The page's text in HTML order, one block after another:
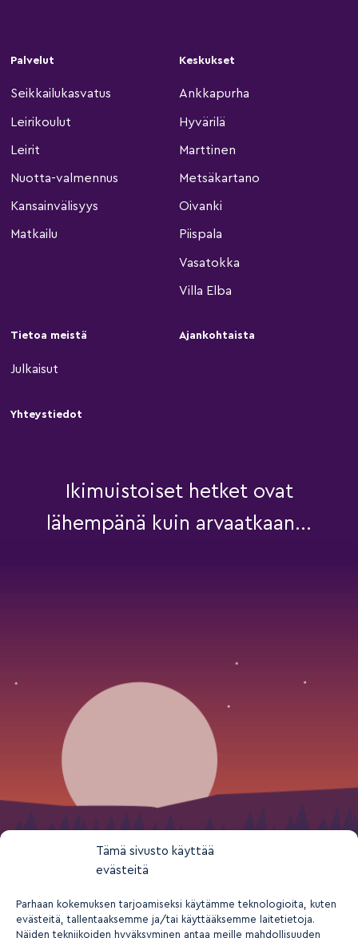
Tämä sivusto käyttää
evästeitä
Parhaan kokemuksen tarjoamiseksi käytämme teknologioita, kuten
evästeitä, tallentaaksemme ja/tai käyttääksemme laitetietoja.
Näiden tekniikoiden hyväksyminen antaa meille mahdollisuuden
Palvelut
Seikkailukasvatus
Leirikoulut
Leirit
Nuotta-valmennus
Kansainvälisyys
Matkailu
Keskukset
Ankkapurha
Hyvärilä
Marttinen
Metsäkartano
Oivanki
Piispala
Vasatokka
Villa Elba
Tietoa meistä
Julkaisut
Ajankohtaista
Yhteystiedot
Ikimuistoiset hetket ovat
lähempänä kuin arvaatkaan...